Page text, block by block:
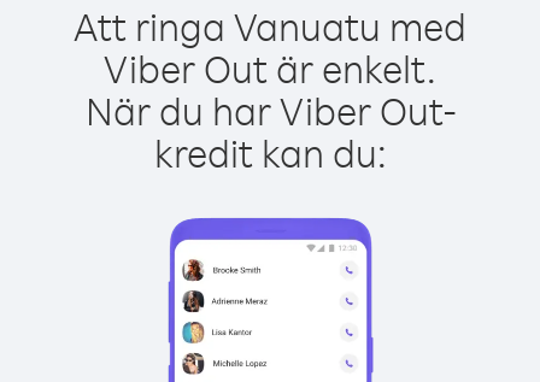
Att ringa Vanuatu med
Viber Out är enkelt.
När du har Viber Out-
kredit kan du: